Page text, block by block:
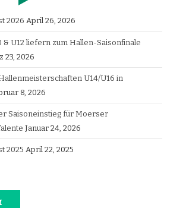
2026 April 26, 2026
& U12 liefern zum Hallen-Saisonfinale
23, 2026
U14/U16 in
8, 2026
Saisoneinstieg für Moerser
Januar 24, 2026
2025 April 22, 2025